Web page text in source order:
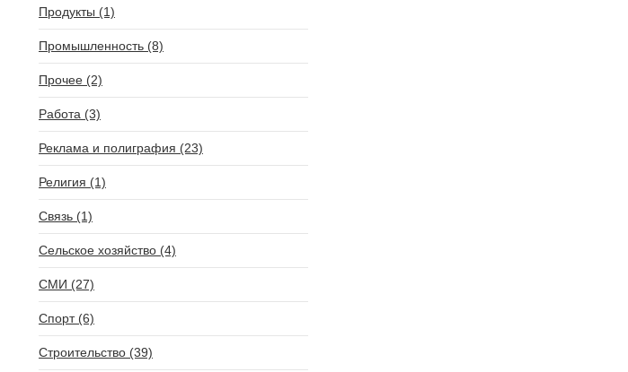
Продукты (1)
Промышленность (8)
Прочее (2)
Работа (3)
Реклама и полиграфия (23)
Религия (1)
Связь (1)
Сельское хозяйство (4)
СМИ (27)
Спорт (6)
Строительство (39)